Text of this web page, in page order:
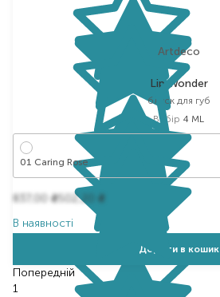
Artdeco
Lip Wonder
блиск для губ
Вибір 4 ML
01 Caring Rose
837,00₴502,20
₴
В наявності
Додати в кошик
Попереднiй
1